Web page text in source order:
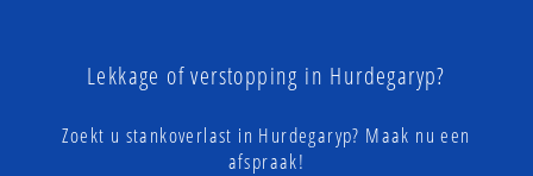
Lekkage of verstopping in Hurdegaryp?
Zoekt u stankoverlast in Hurdegaryp? Maak nu een
afspraak!